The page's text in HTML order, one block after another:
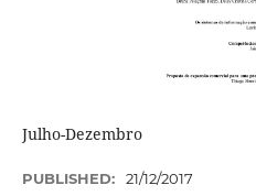
Julho-Dezembro
PUBLISHED: 21/12/2017